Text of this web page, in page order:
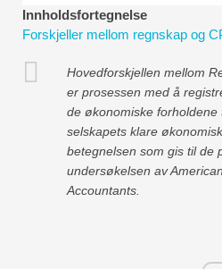
Økonomiske
Risikostyringsveiledninger
Innholdsfortegnelse
Forskjeller mellom regnskap og
Hovedforskjellen mellom
er prosessen med å
de økonomiske forholdene
selskapets klare
betegnelsen som gis til de
undersøkelsen av
Accountants.